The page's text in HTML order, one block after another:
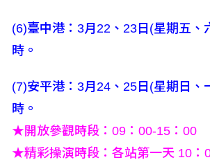
(6)臺中港：3月22、23日(星期五、
時。
(7)安平港：3月24、25日(星期日、
時。
★開放參觀時段：09：00-15：00
★精彩操演時段：各站第一天 10：